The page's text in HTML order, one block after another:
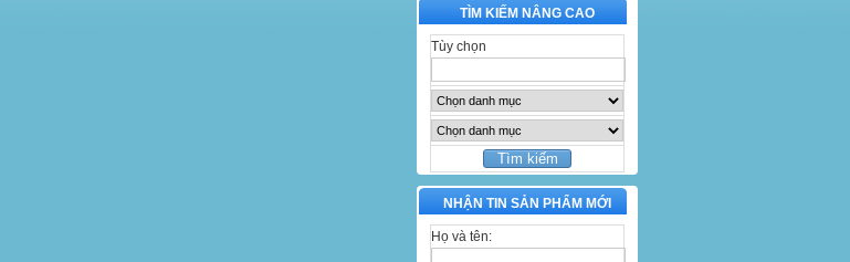
TÌM KIẾM NÂNG CAO
Tùy chọn
NHẬN TIN SẢN PHẨM MỚI
Họ và tên: